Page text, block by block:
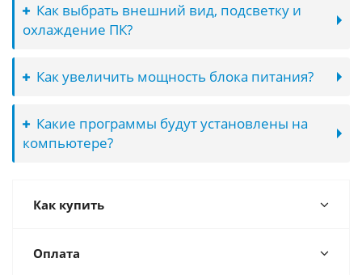
Как выбрать внешний вид, подсветку и
охлаждение ПК?
Как увеличить мощность блока питания?
Какие программы будут установлены на
компьютере?
Как купить
Оплата